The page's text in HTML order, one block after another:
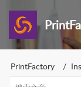
PrintFactory